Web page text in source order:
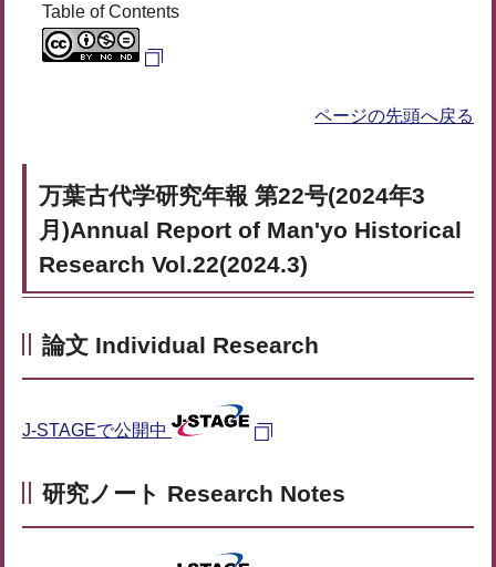
Table of Contents
ページの先頭へ戻る
万葉古代学研究年報 第22号(2024年3
月)Annual Report of Man'yo Historical
Research Vol.22(2024.3)
論文 Individual Research
J-STAGEで公開中
研究ノート Research Notes